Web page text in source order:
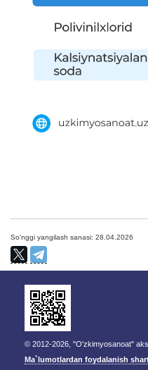
So'nggi yangilash sanasi: 28.04.2026
© 2012-2026, "O'zkimyosanoat"
Ma`lumotlardan foydalanish